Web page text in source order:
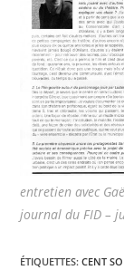
entretien avec
journal du FID –
ÉTIQUETTES:CENT